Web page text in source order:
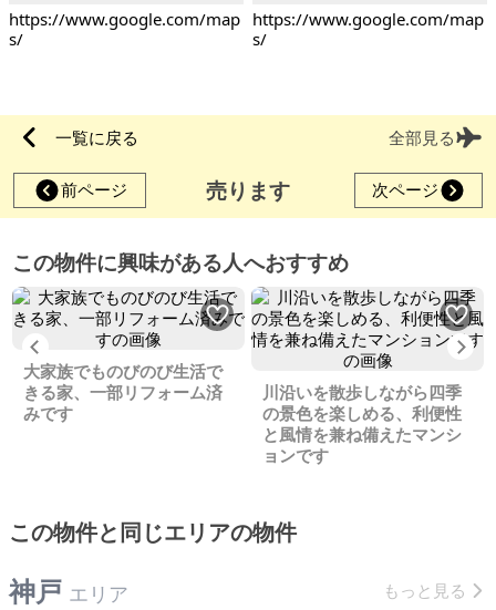
https://www.google.com/map
s/
https://www.google.com/map
s/
一覧に戻る 全部見る
前ページ 売ります 次ページ
この物件に興味がある人へおすすめ
Previous
大家族でものびのび生活で
きる家、一部リフォーム済
みです
川沿いを散歩しながら四季
の景色を楽しめる、利便性
と風情を兼ね備えたマンシ
ョンです
この物件と同じエリアの物件
神戸 エリア もっと見る